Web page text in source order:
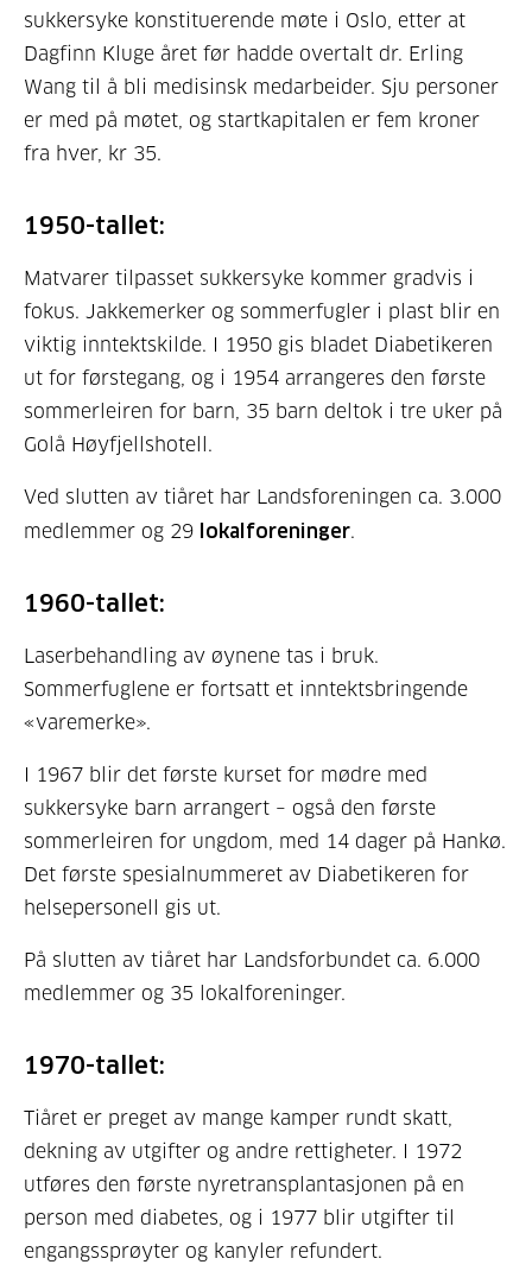
sukkersyke konstituerende møte i Oslo, etter at
Dagfinn Kluge året før hadde overtalt dr. Erling
Wang til å bli medisinsk medarbeider. Sju personer
er med på møtet, og startkapitalen er fem kroner
fra hver, kr 35.
1950-tallet:
Matvarer tilpasset sukkersyke kommer gradvis i
fokus. Jakkemerker og sommerfugler i plast blir en
viktig inntektskilde. I 1950 gis bladet Diabetikeren
ut for førstegang, og i 1954 arrangeres den første
sommerleiren for barn, 35 barn deltok i tre uker på
Golå Høyfjellshotell.
Ved slutten av tiåret har Landsforeningen ca. 3.000
medlemmer og 29
lokalforeninger.
1960-tallet:
Laserbehandling av øynene tas i bruk.
Sommerfuglene er fortsatt et inntektsbringende
«varemerke».
I 1967 blir det første kurset for mødre med
sukkersyke barn arrangert – også den første
sommerleiren for ungdom, med 14 dager på Hankø.
Det første spesialnummeret av Diabetikeren for
helsepersonell gis ut.
På slutten av tiåret har Landsforbundet ca. 6.000
medlemmer og 35 lokalforeninger.
1970-tallet:
Tiåret er preget av mange kamper rundt skatt,
dekning av utgifter og andre rettigheter. I 1972
utføres den første nyretransplantasjonen på en
person med diabetes, og i 1977 blir utgifter til
engangssprøyter og kanyler refundert.